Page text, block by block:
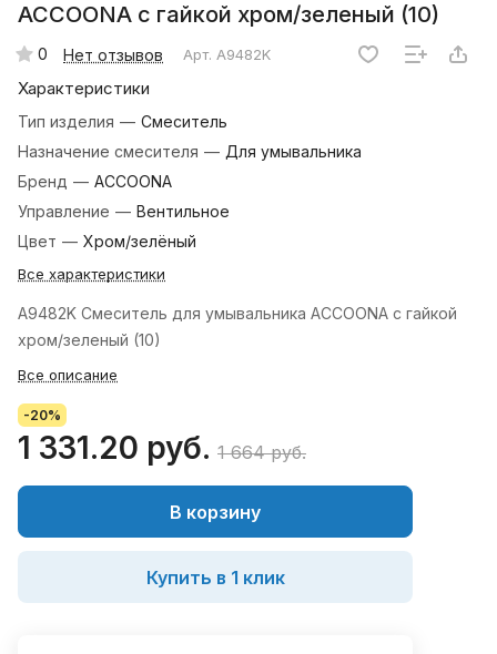
ACCOONA с гайкой хром/зеленый (10)
0 Нет отзывов Арт. A9482K
Характеристики
Тип изделия — Смеситель
Назначение смесителя — Для умывальника
Бренд — ACCOONA
Управление — Вентильное
Цвет — Хром/зелёный
Все характеристики
A9482K Смеситель для умывальника ACCOONA с гайкой
хром/зеленый (10)
Все описание
-20%
1 331.20 руб. 1 664 руб.
В корзину
Купить в 1 клик